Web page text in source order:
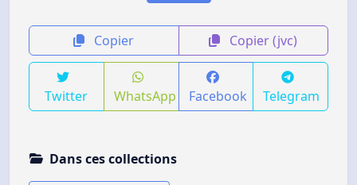
Copier Copier (jvc)
Twitter WhatsApp Facebook Telegram
Dans ces collections